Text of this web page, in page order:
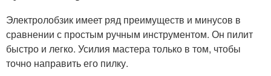
Электролобзик имеет ряд преимуществ и минусов в
сравнении с простым ручным инструментом. Он пилит
быстро и легко. Усилия мастера только в том, чтобы
точно направить его пилку.